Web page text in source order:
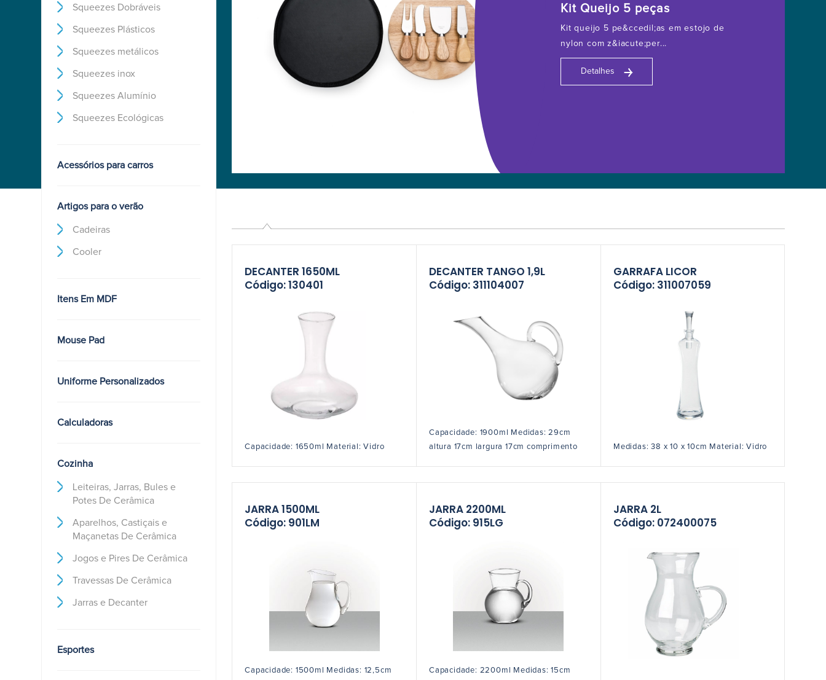
Squeezes Dobráveis
Squeezes Plásticos
Squeezes metálicos
Squeezes inox
Squeezes Alumínio
Squeezes Ecológicas
Acessórios para carros
Artigos para o verão
Cadeiras
Cooler
Itens Em MDF
Mouse Pad
Uniforme Personalizados
Calculadoras
Cozinha
Leiteiras, Jarras, Bules e
Potes De Cerâmica
Aparelhos, Castiçais e
Maçanetas De Cerâmica
Jogos e Pires De Cerâmica
Travessas De Cerâmica
Jarras e Decanter
Esportes
Bule Chá
1.300ml 20x22cm...
￫
Kit Queijo 5 peças
Kit queijo 5 pe&ccedil;as em estojo de
nylon com z&iacute;per...
Detalhes ￫
DECANTER 1650ML
Código: 130401
Capacidade: 1650ml Material: Vidro
DECANTER TANGO 1,9L
Código: 311104007
Capacidade: 1900ml Medidas: 29cm
altura 17cm largura 17cm comprimento
GARRAFA LICOR
Código: 311007059
Medidas: 38 x 10 x 10cm Material: Vidro
JARRA 1500ML
Código: 901LM
Capacidade: 1500ml Medidas: 12,5cm
JARRA 2200ML
Código: 915LG
Capacidade: 2200ml Medidas: 15cm
JARRA 2L
Código: 072400075